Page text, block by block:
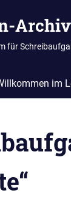
Archiv
für
im